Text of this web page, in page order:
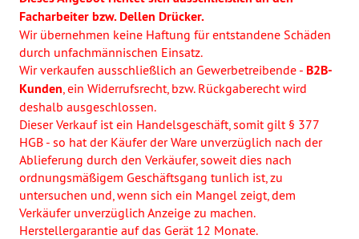
Facharbeiter bzw. Dellen Drücker.
Wir übernehmen keine Haftung für entstandene Schäden
durch unfachmännischen Einsatz.
Wir verkaufen ausschließlich an Gewerbetreibende - B2B-
Kunden , ein Widerrufsrecht, bzw. Rückgaberecht wird
deshalb ausgeschlossen.
Dieser Verkauf ist ein Handelsgeschäft, somit gilt § 377
HGB - so hat der Käufer der Ware unverzüglich nach der
Ablieferung durch den Verkäufer, soweit dies nach
ordnungsmäßigem Geschäftsgang tunlich ist, zu
untersuchen und, wenn sich ein Mangel zeigt, dem
Verkäufer unverzüglich Anzeige zu machen.
Herstellergarantie auf das Gerät 12 Monate.